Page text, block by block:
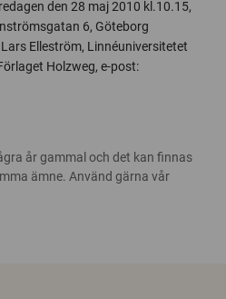
den 28 maj 2010 kl.10.15,
6, Göteborg
Lars Elleström, Linnéuniversitetet
Holzweg, e-post:
år gammal och det kan finnas
ämne. Använd gärna vår